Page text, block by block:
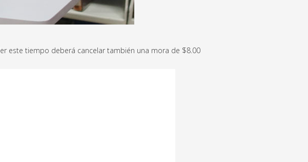
este tiempo deberá cancelar también una mora de $8.00